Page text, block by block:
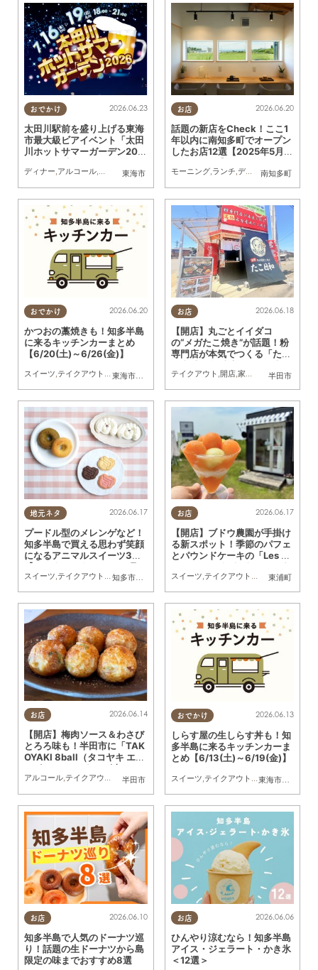
おでかけ
東海市
2026.06.23
太田川駅前を盛り上げる東海
市最大級ビアイベント「太田
川ホットサマーガーデン202
ちたまる広告
ディナー,アルコール,スイーツ,テイクアウト,キッチンカー,イベント,季節ネタ
お店
南知多町
2026.06.20
話題の新店をCheck！ここ1
年以内に南知多町でオープン
したお店12選【2025年5月～
モーニング,ランチ,ディナー ,アルコール
おでかけ
東海市
, 大府市 知多市 ,東浦町 ,阿久比町,半田市,常滑市
2026.06.20
かつおの藁焼きも！知多半島
に来るキッチンカーまとめ
【6/20(土)～6/26(金)】
スイーツ,テイクアウト ,キッチンカー イベント ,まとめ記事
お店
半田市
2026.06.18
【開店】丸ごとイイダコ
の“メガたこ焼き”が話題！粉
専門店が本気でつくる「たこ
にオープン
テイクアウト ,開店,家族 おひとりさま
地元ネタ
知多市
,常滑市 南知多町
2026.06.17
プードル型のメレンゲなど！
知多半島で買える思わず笑顔
になるアニマルスイーツ3選
【ちたまるスタイル6・7月
号】
スイーツ テイクアウト 専門店,まちネタ ちたまるスタイル掲載店
お店
東浦町
2026.06.17
【開店】ブドウ農園が手掛け
る新スポット！季節のパフェ
とパウンドケーキの「Les Gâ
teaux Sucrésすぎはら」が
東浦町に4/26(土)オープン
スイーツ テイクアウト 開店,専門店
お店
半田市
2026.06.14
【開店】梅肉ソース＆わさび
とろろ味も！半田市に「TAK
OYAKI 8ball（タコヤキ エイ
トボール）」が5/19(火)オー
プン
アルコール,テイクアウト 開店,専門店 おひとりさま ,友人
おでかけ
東海市
,大府市
2026.06.13
しらす屋の生しらす丼も！知
多半島に来るキッチンカーま
とめ【6/13(土)～6/19(金)】
スイーツ テイクアウト キッチンカー
お店 2026.06.10
知多半島で人気のドーナツ巡
り！話題の生ドーナツから島
限定の味までおすすめ8選
お店 2026.06.06
ひんやり涼むなら！知多半島
アイス・ジェラート・かき氷
＜12選＞